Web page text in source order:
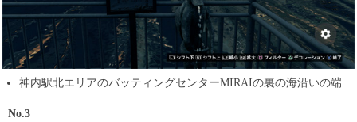
神内駅北エリアのバッティングセンターMIRAIの裏の海沿いの端
No.3